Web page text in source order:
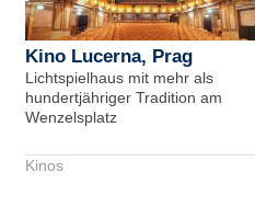
Kino Lucerna, Prag
Lichtspielhaus mit mehr als
hundertjähriger Tradition am
Wenzelsplatz
Kinos